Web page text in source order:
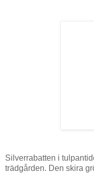
Silverrabatten i
trädgården. Den skira